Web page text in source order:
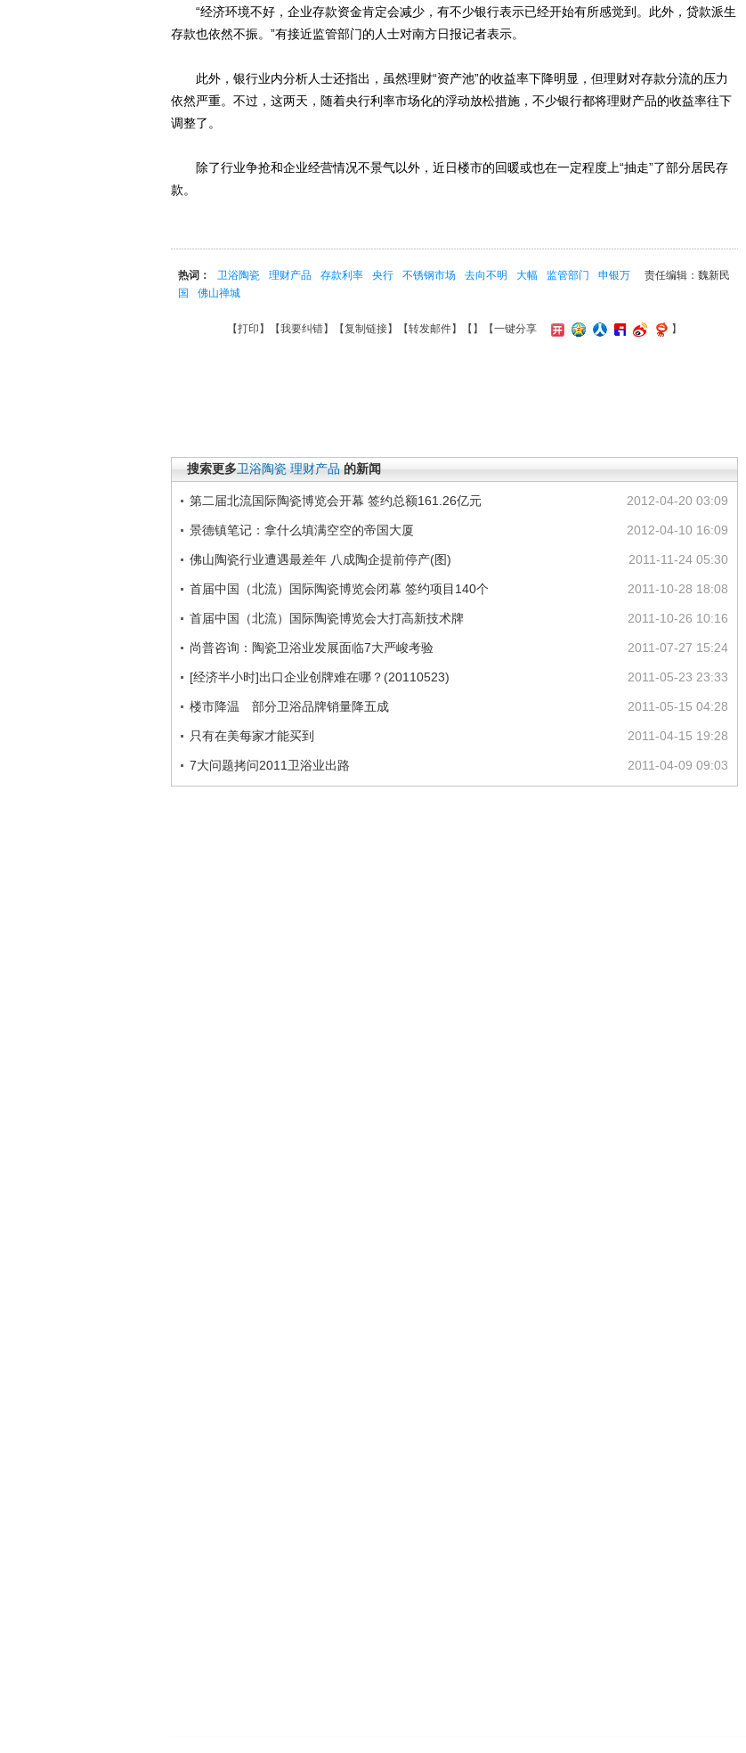
“经济环境不好，企业存款资金肯定会减少，有不少银行表示已经开始有所感觉到。此外，贷款派生
存款也依然不振。”有接近监管部门的人士对南方日报记者表示。
此外，银行业内分析人士还指出，虽然理财“资产池”的收益率下降明显，但理财对存款分流的压力
依然严重。不过，这两天，随着央行利率市场化的浮动放松措施，不少银行都将理财产品的收益率往下
调整了。
除了行业争抢和企业经营情况不景气以外，近日楼市的回暖或也在一定程度上“抽走”了部分居民存
款。
责任编辑：魏新民
热词： 卫浴陶瓷 理财产品 存款利率 央行 不锈钢市场 去向不明 大幅 监管部门
申银万
国
佛山禅城
【打印 】【我要纠错】【复制链接】【转发邮件】【 】 【一键分享 】
搜索更多卫浴陶瓷 理财产品 的新闻
2012-04-20 03:09
第二届北流国际陶瓷博览会开幕 签约总额161.26亿元
2012-04-10 16:09
景德镇笔记：拿什么填满空空的帝国大厦
2011-11-24 05:30
佛山陶瓷行业遭遇最差年 八成陶企提前停产(图)
2011-10-28 18:08
首届中国（北流）国际陶瓷博览会闭幕 签约项目140个
2011-10-26 10:16
首届中国（北流）国际陶瓷博览会大打高新技术牌
2011-07-27 15:24
尚普咨询：陶瓷卫浴业发展面临7大严峻考验
2011-05-23 23:33
[经济半小时]出口企业创牌难在哪？(20110523)
2011-05-15 04:28
楼市降温 部分卫浴品牌销量降五成
2011-04-15 19:28
只有在美每家才能买到
2011-04-09 09:03
7大问题拷问2011卫浴业出路